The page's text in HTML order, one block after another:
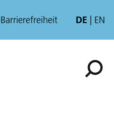
Barrierefreiheit DE EN